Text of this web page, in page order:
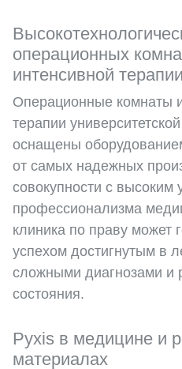
операционных
интенсивной терапии
Операционные комнаты
терапии
оснащены
от самых надежных
совокупности с высоким
профессионализма
клиника по праву может
успехом достигнутым в
сложными диагнозами и
состояния.
Pyxis в медицине и
материалах